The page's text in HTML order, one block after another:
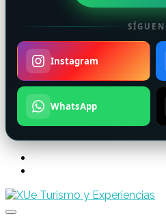
Instagram
WhatsApp